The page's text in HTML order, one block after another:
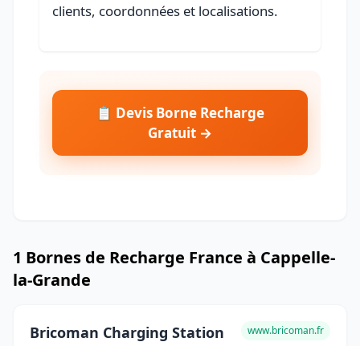
clients, coordonnées et localisations.
📋 Devis Borne Recharge
Gratuit →
1 Bornes de Recharge France à Cappelle-
la-Grande
Bricoman Charging Station www.bricoman.fr